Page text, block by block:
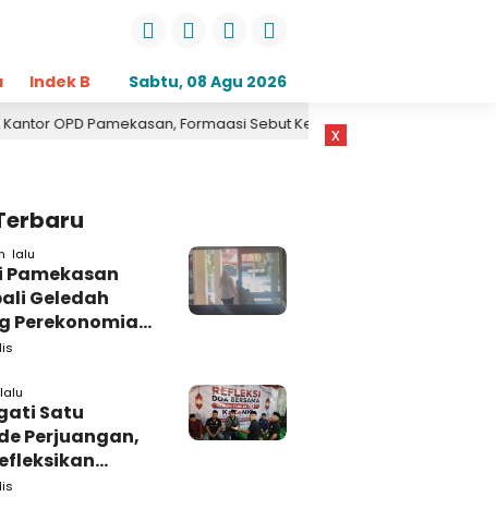
Indek Berita Opini Daerah
Sabtu, 08 Agu 2026
Pamekasan, Formaasi Sebut Kejari Pamekasan Pendamping
lalu
Pamekasan
Geledah
Perekonomian,
Tunggu Saja!
Satu
Perjuangan,
untuk
x